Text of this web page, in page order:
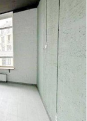
м/п
дом бизнес-
площадки,
20 минутах